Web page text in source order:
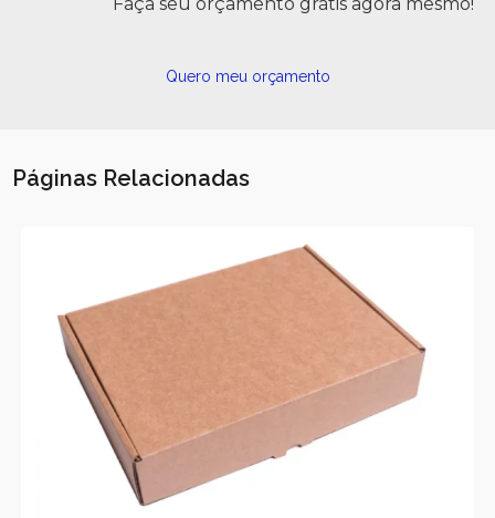
Quero meu orçamento
Páginas Relacionadas